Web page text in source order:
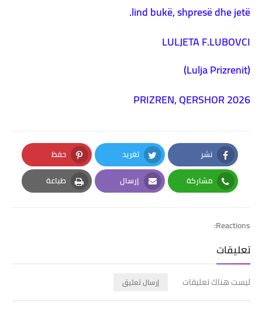
lind bukë, shpresë dhe jetë.
LULJETA F.LUBOVCI
(Lulja Prizrenit)
PRIZREN, QERSHOR 2026
نشر
Facebook
تغريد
Twitter
حفظ
Pinterest
مشاركة
Whatsapp
إرسال
Email
طباعة
Print
Reactions:
تعليقات
ليست هناك تعليقات إرسال تعليق